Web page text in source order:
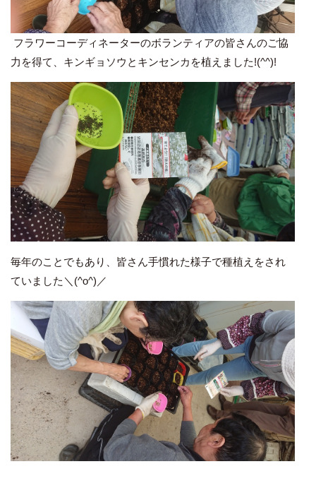
フラワーコーディネーターのボランティアの皆さんのご協
力を得て、キンギョソウとキンセンカを植えました!(^^)!
毎年のことでもあり、皆さん手慣れた様子で種植えをされ
ていました＼(^o^)／